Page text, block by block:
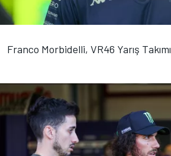
Franco Morbidelli, VR46 Yarış Takımı